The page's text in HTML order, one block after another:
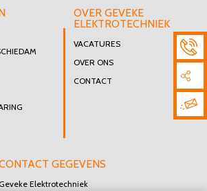
OVER GEVEKE
ELEKTROTECHNIEK
VACATURES
OVER ONS
CONTACT
GEGEVENS
Geveke Elektrotechniek